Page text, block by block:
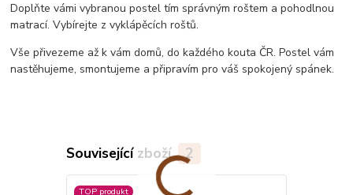
Doplňte vámi vybranou postel tím správným roštem a pohodlnou
matrací. Vybírejte z vyklápěcích roštů.
Vše přivezeme až k vám domů, do každého kouta ČR. Postel vám
nastěhujeme, smontujeme a připravím pro váš spokojený spánek.
Související zboží 2
TOP produkt